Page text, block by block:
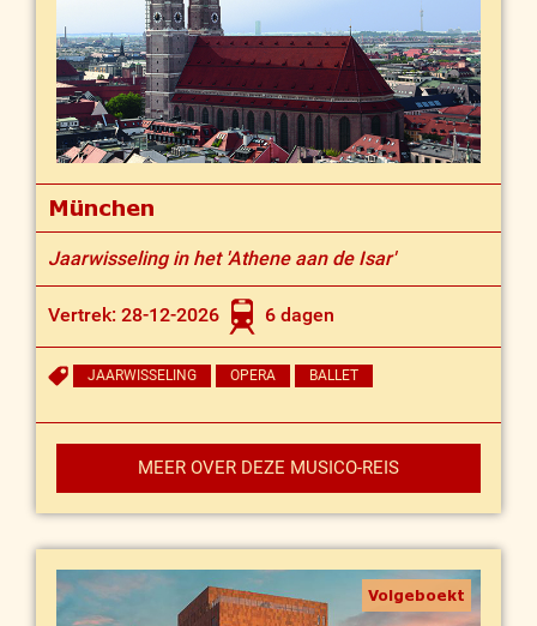
München
Jaarwisseling in het 'Athene aan de Isar'
Vertrek: 28-12-2026 6 dagen
JAARWISSELING OPERA BALLET
MEER OVER DEZE MUSICO-REIS
Volgeboekt